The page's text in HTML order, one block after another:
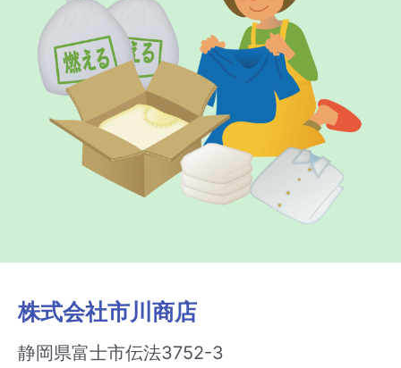
株式会社市川商店
静岡県富士市伝法3752-3